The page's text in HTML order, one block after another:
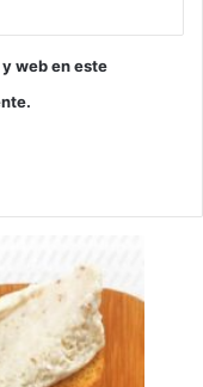
web en este